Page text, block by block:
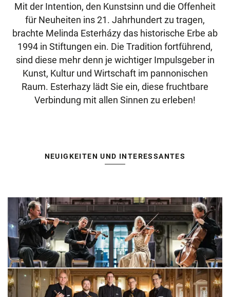
Mit der Intention, den Kunstsinn und die Offenheit
für Neuheiten ins 21. Jahrhundert zu tragen,
brachte Melinda Esterházy das historische Erbe ab
1994 in Stiftungen ein. Die Tradition fortführend,
sind diese mehr denn je wichtiger Impulsgeber in
Kunst, Kultur und Wirtschaft im pannonischen
Raum. Esterhazy lädt Sie ein, diese fruchtbare
Verbindung mit allen Sinnen zu erleben!
NEUIGKEITEN UND INTERESSANTES